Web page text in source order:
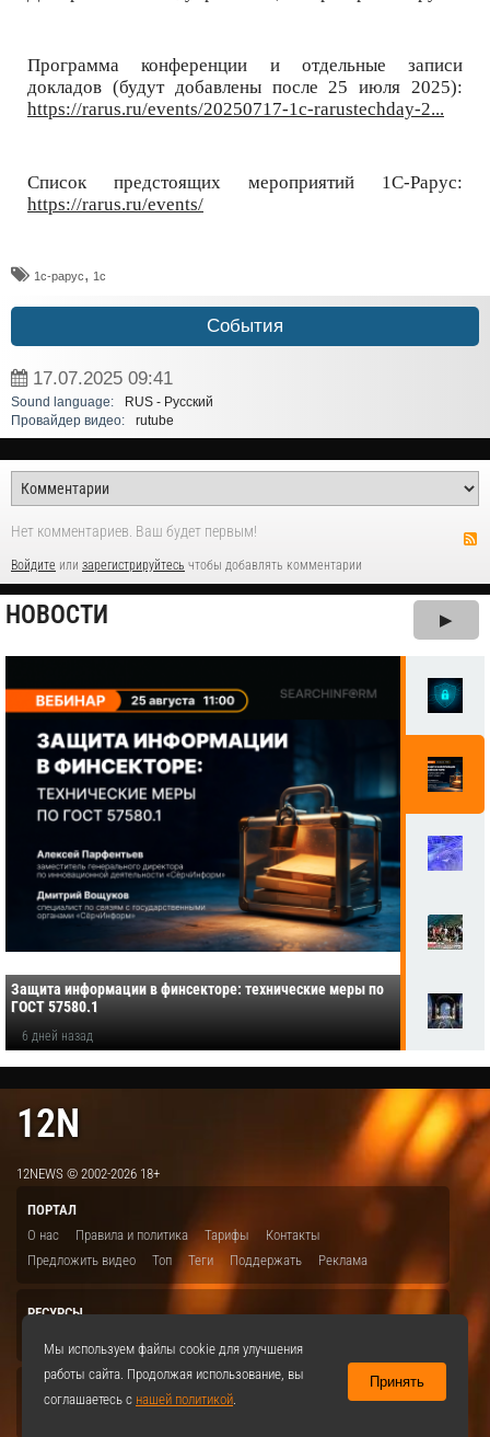
Программа конференции и отдельные записи
докладов (будут добавлены после 25 июля 2025):
https://rarus.ru/events/20250717-1c-rarustechday-2...
Список предстоящих мероприятий 1С-Рарус:
https://rarus.ru/events/
1с-рарус, 1с
События
17.07.2025 09:41
Sound language:
RUS - Русский
Провайдер видео:
rutube
Нет комментариев. Ваш будет первым!
Войдите или зарегистрируйтесь чтобы добавлять комментарии
НОВОСТИ ▶
Защита информации в финсекторе: технические меры по
ГОСТ 57580.1
6 дней назад
12N
12NEWS © 2002-2026 18+
ПОРТАЛ
О нас
Правила и политика Тарифы
Контакты
Предложить видео
Топ Теги Поддержать Реклама
РЕСУРСЫ
Мы используем файлы cookie для улучшения
работы сайта. Продолжая использование, вы
соглашаетесь с нашей политикой.
Принять